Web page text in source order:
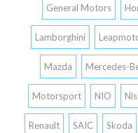
General Motors
Lamborghini
Mazda Mercedes-
Motorsport NIO
Renault SAIC Skoda